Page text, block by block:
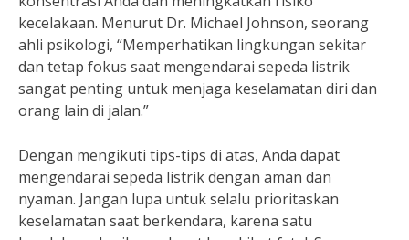
kecelakaan. Menurut Dr. Michael Johnson, seorang
ahli psikologi, “Memperhatikan lingkungan sekitar
dan tetap fokus saat mengendarai sepeda listrik
sangat penting untuk menjaga keselamatan diri dan
orang lain di jalan.”
Dengan mengikuti tips-tips di atas, Anda dapat
mengendarai sepeda listrik dengan aman dan
nyaman. Jangan lupa untuk selalu prioritaskan
keselamatan saat berkendara, karena satu